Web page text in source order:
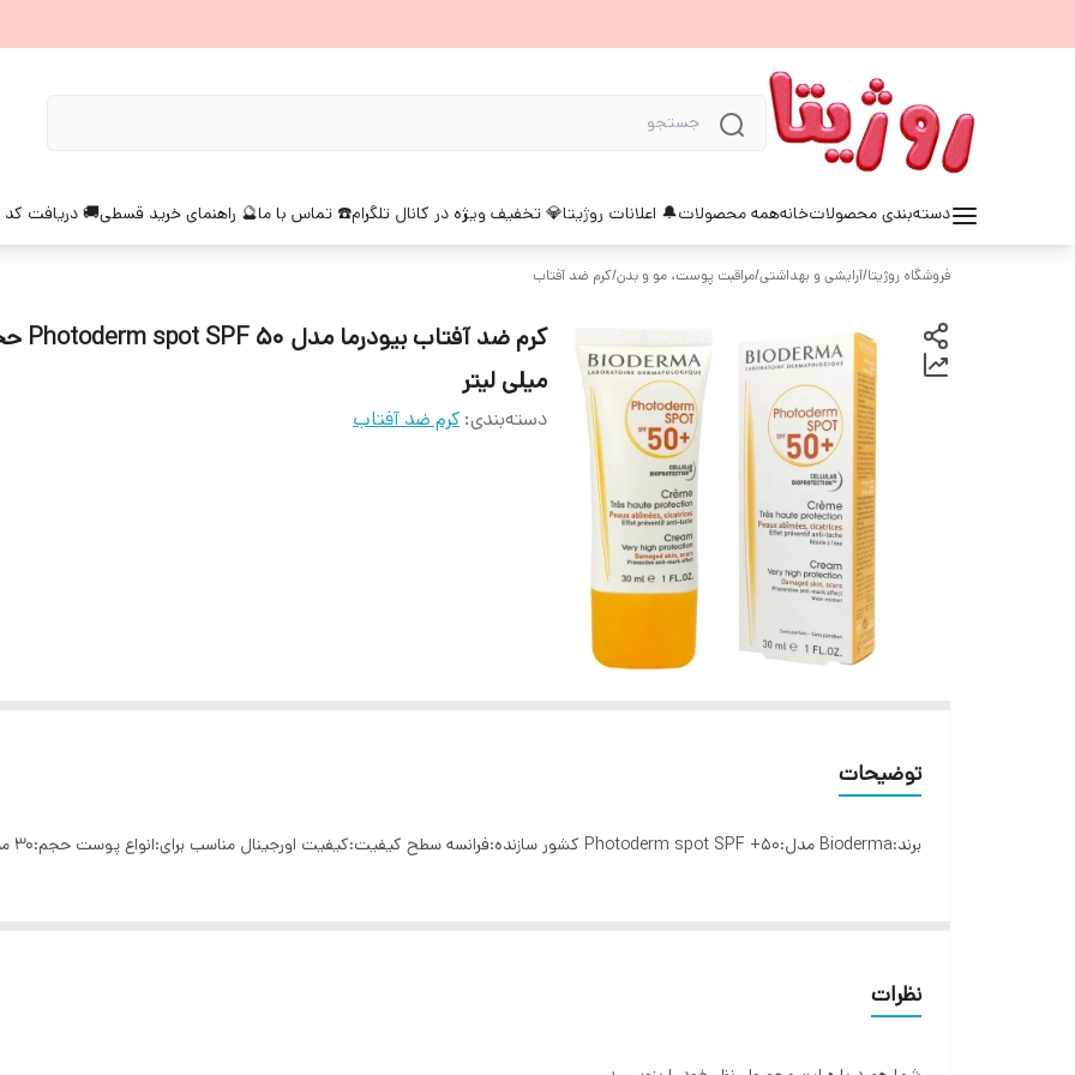
دسته‌بندی محصولاتخانههمه محصولات🔔 اعلانات روژیتا💎 تخفیف ویژه در کانال تلگرام☎️ تماس با ما🔮 راهنمای خرید قسطی🚚 دریافت
فروشگاه روژیتا/آرایشی و بهداشتی/مراقبت پوست، مو و بدن/کرم ضد آفتاب
میلی لیتر
دسته‌بندی: کرم ضد آفتاب
توضیحات
برند:Bioderma مدل:Photoderm spot SPF +50 کشور سازنده:فرانسه سطح کیفیت:کیفیت اورجینال مناسب برای:انواع پوست حجم:30 میلی لیتر
نظرات